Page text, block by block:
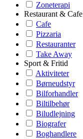
Zoneterapi
Restaurant & Cafe
Cafe
Pizzaria
Restauranter
Take Away
Sport & Fritid
Aktiviteter
Børneudstyr
Bilforhandler
Biltilbehør
Biludlejning
Biografer
Boghandlere